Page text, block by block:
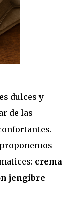
dulces y
de las
crema
jengibre